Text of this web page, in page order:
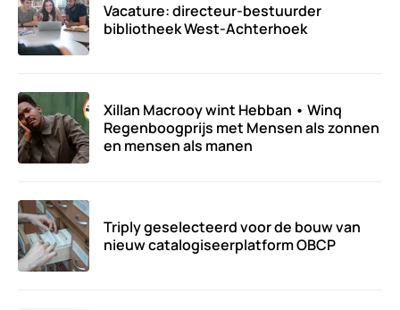
Vacature: directeur-bestuurder
bibliotheek West-Achterhoek
Xillan Macrooy wint Hebban • Winq
Regenboogprijs met Mensen als zonnen
en mensen als manen
Triply geselecteerd voor de bouw van
nieuw catalogiseerplatform OBCP